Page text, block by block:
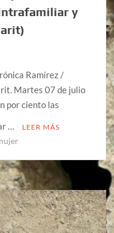
y
Ramírez /
Martes 07 de julio
por ciento las
…
LEER MÁS